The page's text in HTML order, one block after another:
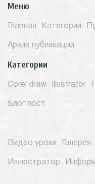
Меню
Главная Категории
Архив публикаций
Категории
Corel draw Illustrator
Блог пост
Видео уроки Галерея
Иллюстратор